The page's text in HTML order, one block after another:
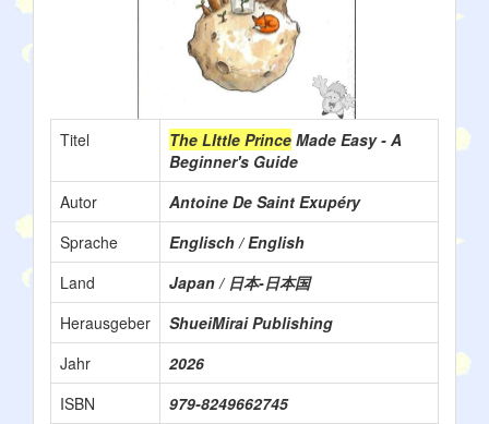
Titel The LIttle Prince Made Easy - A
Beginner's Guide
Autor
Antoine De Saint Exupéry
Sprache
Englisch / English
Land
Japan / 日本-日本国
Herausgeber
ShueiMirai Publishing
Jahr
2026
ISBN
979-8249662745